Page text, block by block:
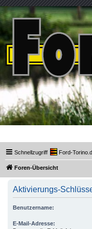
Ford-Torino.de
Schnellzugriff Ford-
Foren-Übersicht
Aktivierungs-
Benutzername:
E-Mail-Adresse: